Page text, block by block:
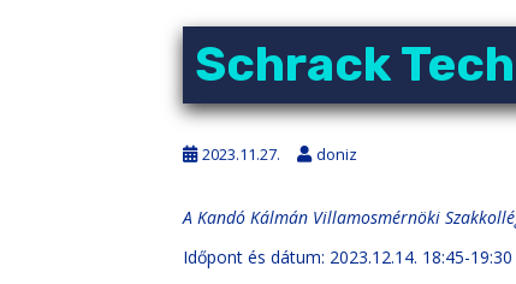
Schrack
2023.11.27. doniz
A Kandó Kálmán Villamosmérnöki
Időpont és dátum: 2023.12.14. 18:45-19:30